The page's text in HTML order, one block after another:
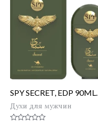
SPY SECRET, EDP 90ML.
Духи для мужчин